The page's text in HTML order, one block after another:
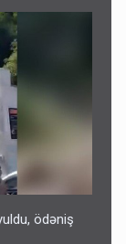
ödəniş